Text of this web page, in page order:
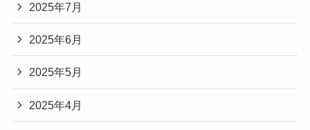
2025年7月
2025年6月
2025年5月
2025年4月